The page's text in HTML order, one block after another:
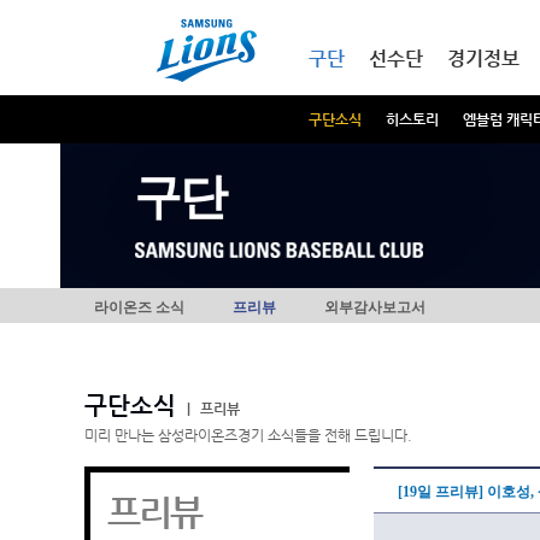
구단
구단소식 히스토리 엠블럼 캐릭
선수단 경기정보
구단
라이온즈 소식 프리뷰 외부감사보고서
구단소식
프리뷰
미리 만나는 삼성라이온즈경기 소식들을 전해 드립니다.
프리뷰 [19일 프리뷰] 이호성